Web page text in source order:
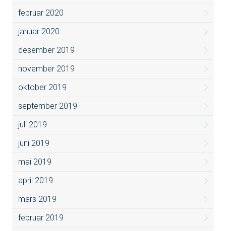
februar 2020
januar 2020
desember 2019
november 2019
oktober 2019
september 2019
juli 2019
juni 2019
mai 2019
april 2019
mars 2019
februar 2019